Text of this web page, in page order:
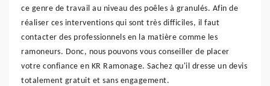
ce genre de travail au niveau des poêles à granulés. Afin de
réaliser ces interventions qui sont très difficiles, il faut
contacter des professionnels en la matière comme les
ramoneurs. Donc, nous pouvons vous conseiller de placer
votre confiance en KR Ramonage. Sachez qu'il dresse un devis
totalement gratuit et sans engagement.